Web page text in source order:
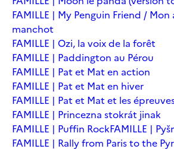
FAMILLE | My Penguin Friend /
manchot
FAMILLE | Ozi, la voix de la forêt
FAMILLE | Paddington au Pérou
FAMILLE | Pat et Mat en action
FAMILLE | Pat et Mat en hiver
FAMILLE | Pat et Mat et les
FAMILLE | Princezna stokrát jinak
FAMILLE | Puffin RockFAMILLE |
FAMILLE | Rally from Paris to the